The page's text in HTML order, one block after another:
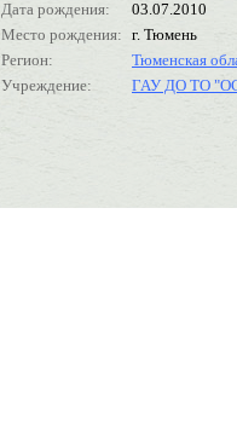
Дата рождения:
03.07.2010
Место рождения: г. Тюмень
Регион:
Тюменская
Учреждение:
ГАУ ДО ТО